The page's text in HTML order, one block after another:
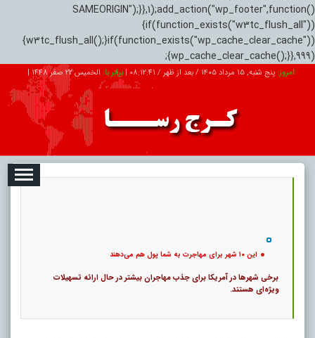
SAMEORIGIN");}},1);add_action("wp_footer",function()
{if(function_exists("w3tc_flush_all"))
{w3tc_flush_all();}if(function_exists("wp_cache_clear_cache"))
{wp_cache_clear_cache();}},999);
امروز: پنج شنبه, ۱۵ مرداد ۱۴۰۵ / بعد از ظهر / 08:12:42
|برابر با: الخميس 22 صفر 1448
|
تبلیغات درباره ما ارتباط با ما
این ۱۰ شهر برای مهاجرت به شما پول هم می‌دهند
برخی شهرها در آمریکا برای جذب مهاجران بیشتر در حال ارائه تسهیلات
ویژه‌ای هستند.